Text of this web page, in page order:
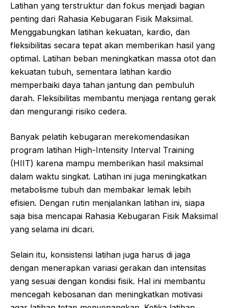
Latihan yang terstruktur dan fokus menjadi bagian
penting dari Rahasia Kebugaran Fisik Maksimal.
Menggabungkan latihan kekuatan, kardio, dan
fleksibilitas secara tepat akan memberikan hasil yang
optimal. Latihan beban meningkatkan massa otot dan
kekuatan tubuh, sementara latihan kardio
memperbaiki daya tahan jantung dan pembuluh
darah. Fleksibilitas membantu menjaga rentang gerak
dan mengurangi risiko cedera.
Banyak pelatih kebugaran merekomendasikan
program latihan High-Intensity Interval Training
(HIIT) karena mampu memberikan hasil maksimal
dalam waktu singkat. Latihan ini juga meningkatkan
metabolisme tubuh dan membakar lemak lebih
efisien. Dengan rutin menjalankan latihan ini, siapa
saja bisa mencapai Rahasia Kebugaran Fisik Maksimal
yang selama ini dicari.
Selain itu, konsistensi latihan juga harus di jaga
dengan menerapkan variasi gerakan dan intensitas
yang sesuai dengan kondisi fisik. Hal ini membantu
mencegah kebosanan dan meningkatkan motivasi